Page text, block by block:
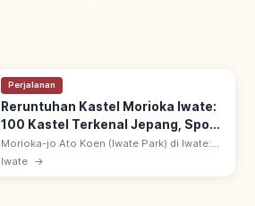
Perjalanan
Reruntuhan Kastel Morioka Iwate:
100 Kastel Terkenal Jepang, Spot
Utama
Morioka-jo Ato Koen (Iwate Park) di Iwate:
bekas Kastel Morioka klan Nanbu 1597-1633.
Iwate →